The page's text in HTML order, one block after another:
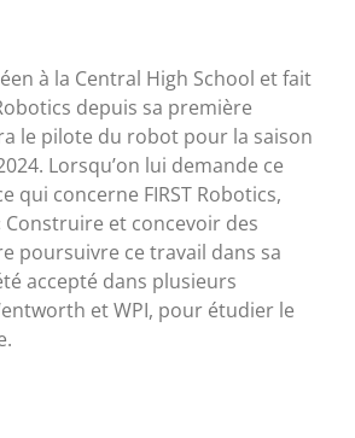
à la Central High School et fait
depuis sa première
le pilote du robot pour la saison
Lorsqu’on lui demande ce
qui concerne FIRST Robotics,
Construire et concevoir des
poursuivre ce travail dans sa
accepté dans plusieurs
et WPI, pour étudier le